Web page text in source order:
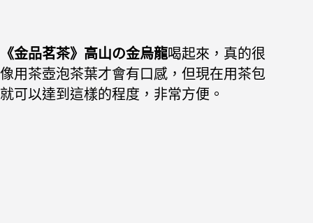
《金品茗茶》高山の金烏龍喝起來，真的很
像用茶壺泡茶葉才會有口感，但現在用茶包
就可以達到這樣的程度，非常方便。